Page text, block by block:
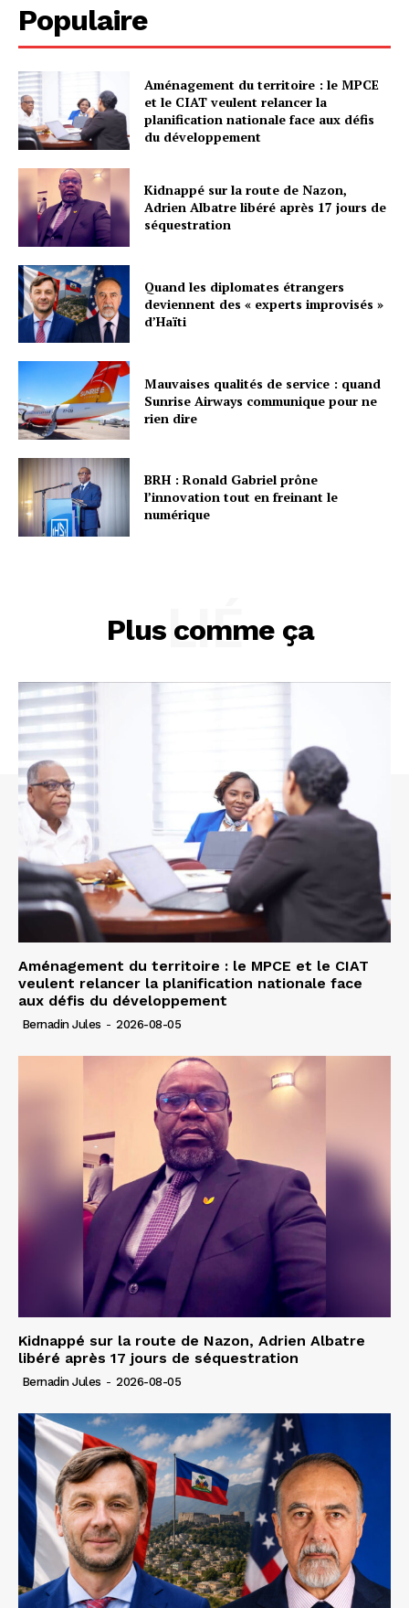
Populaire
Aménagement du territoire : le MPCE
et le CIAT veulent relancer la
planification nationale face aux défis
du développement
Kidnappé sur la route de Nazon,
Adrien Albatre libéré après 17 jours de
séquestration
Quand les diplomates étrangers
deviennent des « experts improvisés »
d’Haïti
Mauvaises qualités de service : quand
Sunrise Airways communique pour ne
rien dire
BRH : Ronald Gabriel prône
l’innovation tout en freinant le
numérique
Plus comme ça
LIÉ
Aménagement du territoire : le MPCE et le CIAT
veulent relancer la planification nationale face
aux défis du développement
Bernadin Jules - 2026-08-05
Kidnappé sur la route de Nazon, Adrien Albatre
libéré après 17 jours de séquestration
Bernadin Jules - 2026-08-05